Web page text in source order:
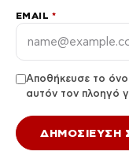
EMAIL *
Αποθήκευσε το
αυτόν τον πλοηγό